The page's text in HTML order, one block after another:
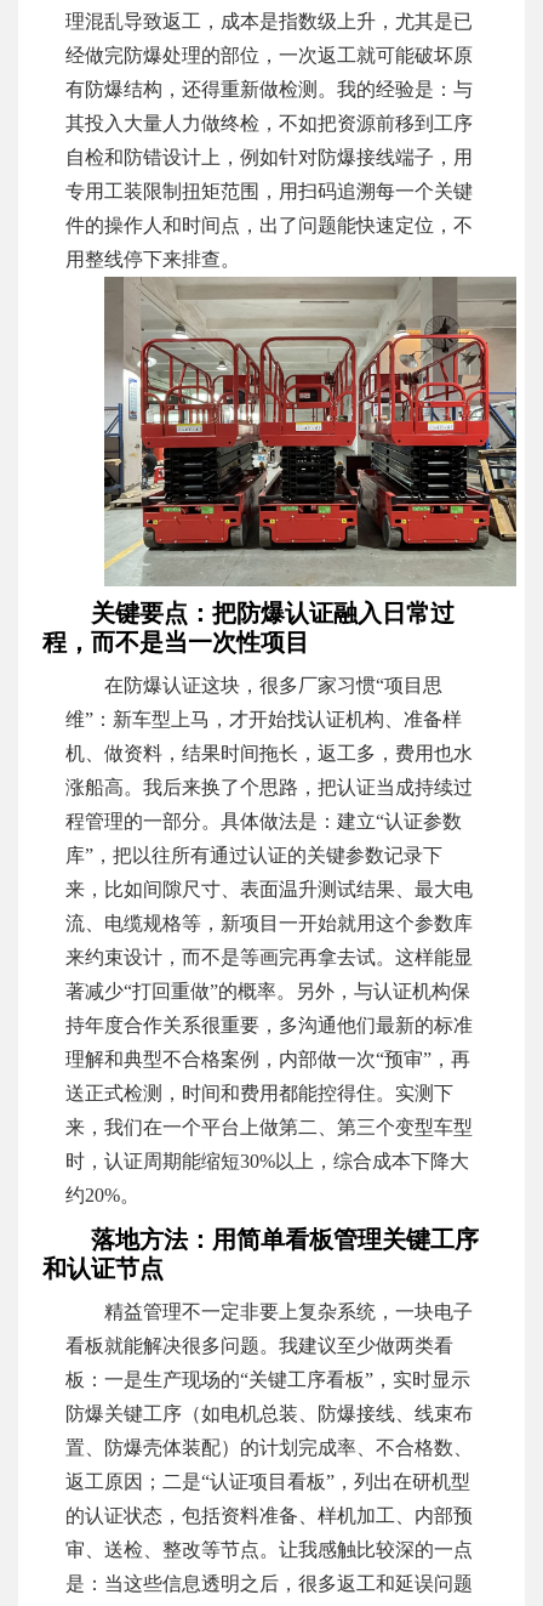
理混乱导致返工，成本是指数级上升，尤其是已
经做完防爆处理的部位，一次返工就可能破坏原
有防爆结构，还得重新做检测。我的经验是：与
其投入大量人力做终检，不如把资源前移到工序
自检和防错设计上，例如针对防爆接线端子，用
专用工装限制扭矩范围，用扫码追溯每一个关键
件的操作人和时间点，出了问题能快速定位，不
用整线停下来排查。
关键要点：把防爆认证融入日常过
程，而不是当一次性项目
在防爆认证这块，很多厂家习惯“项目思
维”：新车型上马，才开始找认证机构、准备样
机、做资料，结果时间拖长，返工多，费用也水
涨船高。我后来换了个思路，把认证当成持续过
程管理的一部分。具体做法是：建立“认证参数
库”，把以往所有通过认证的关键参数记录下
来，比如间隙尺寸、表面温升测试结果、最大电
流、电缆规格等，新项目一开始就用这个参数库
来约束设计，而不是等画完再拿去试。这样能显
著减少“打回重做”的概率。另外，与认证机构保
持年度合作关系很重要，多沟通他们最新的标准
理解和典型不合格案例，内部做一次“预审”，再
送正式检测，时间和费用都能控得住。实测下
来，我们在一个平台上做第二、第三个变型车型
时，认证周期能缩短30%以上，综合成本下降大
约20%。
落地方法：用简单看板管理关键工序
和认证节点
精益管理不一定非要上复杂系统，一块电子
看板就能解决很多问题。我建议至少做两类看
板：一是生产现场的“关键工序看板”，实时显示
防爆关键工序（如电机总装、防爆接线、线束布
置、防爆壳体装配）的计划完成率、不合格数、
返工原因；二是“认证项目看板”，列出在研机型
的认证状态，包括资料准备、样机加工、内部预
审、送检、整改等节点。让我感触比较深的一点
是：当这些信息透明之后，很多返工和延误问题